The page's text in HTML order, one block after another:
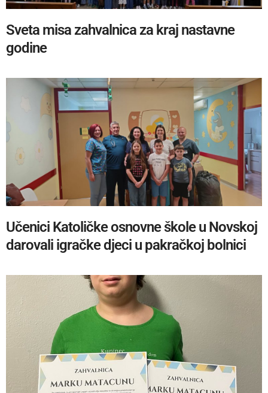
Sveta misa zahvalnica za kraj nastavne
godine
Učenici Katoličke osnovne škole u Novskoj
darovali igračke djeci u pakračkoj bolnici